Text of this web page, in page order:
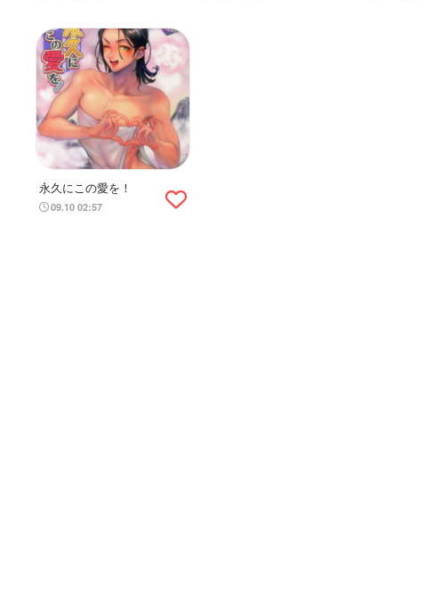
永久にこの愛を！
09.10 02:57